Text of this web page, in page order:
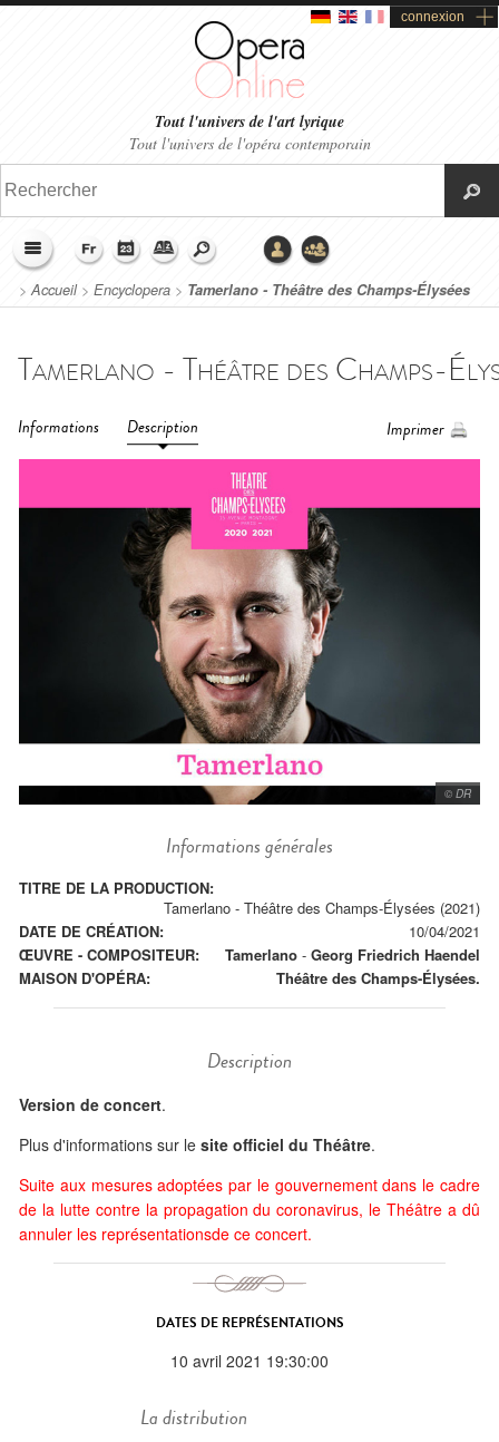
connexion
Tout l'univers de l'art lyrique
Tout l'univers de l'opéra contemporain
>Accueil> Encyclopera > Tamerlano - Théâtre des Champs-Élysées
(2021)
Informations Description Imprimer
© DR
Informations générales
TITRE DE LA PRODUCTION:
Tamerlano - Théâtre des Champs-Élysées (2021)
DATE DE CRÉATION:
10/04/2021
ŒUVRE - COMPOSITEUR:
Tamerlano - Georg Friedrich Haendel
MAISON D'OPÉRA:
Théâtre des Champs-Élysées.
Description
Version de concert.
Plus d'informations sur le site officiel du Théâtre.
Suite aux mesures adoptées par le gouvernement dans le cadre
de la lutte contre la propagation du coronavirus, le Théâtre a dû
annuler les représentationsde ce concert.
DATES DE REPRÉSENTATIONS
10 avril 2021 19:30:00
La distribution